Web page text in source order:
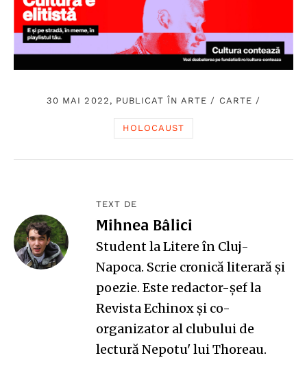
30 MAI 2022, PUBLICAT ÎNARTE / CARTE /
HOLOCAUST
TEXT DE
Mihnea Bâlici
Student la Litere în Cluj-
Napoca. Scrie cronică literară și
poezie. Este redactor-șef la
Revista Echinox și co-
organizator al clubului de
lectură Nepotu' lui Thoreau.